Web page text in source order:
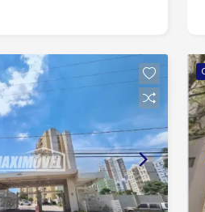
com portaria 24
segurança e
coworking Piscina
Espaço gourmet